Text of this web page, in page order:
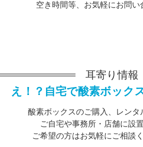
空き時間等、お気軽にお問い
耳寄り情報
え！？自宅で酸素ボック
酸素ボックスのご購入、レンタ
ご自宅や事務所・店舗に設
ご希望の方はお気軽にご相談